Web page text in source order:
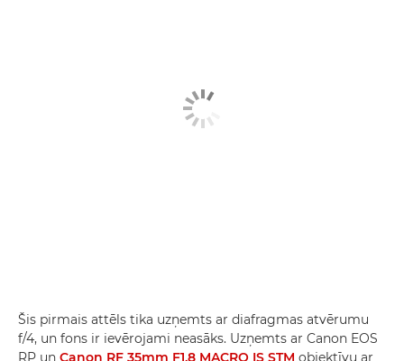
Šis pirmais attēls tika uzņemts ar diafragmas atvērumu
f/4, un fons ir ievērojami neasāks. Uzņemts ar Canon EOS
RP un Canon RF 35mm F1.8 MACRO IS STM objektīvu ar